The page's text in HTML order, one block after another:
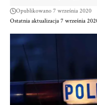
Ostatnia aktualizacja 7 września
Opublikowano 7 września 2020